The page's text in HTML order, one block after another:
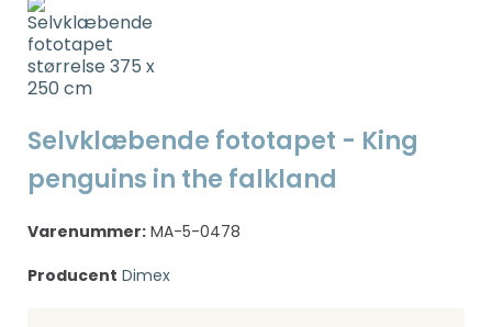
Selvklæbende fototapet - King
penguins in the falkland
Varenummer: MA-5-0478
Producent Dimex